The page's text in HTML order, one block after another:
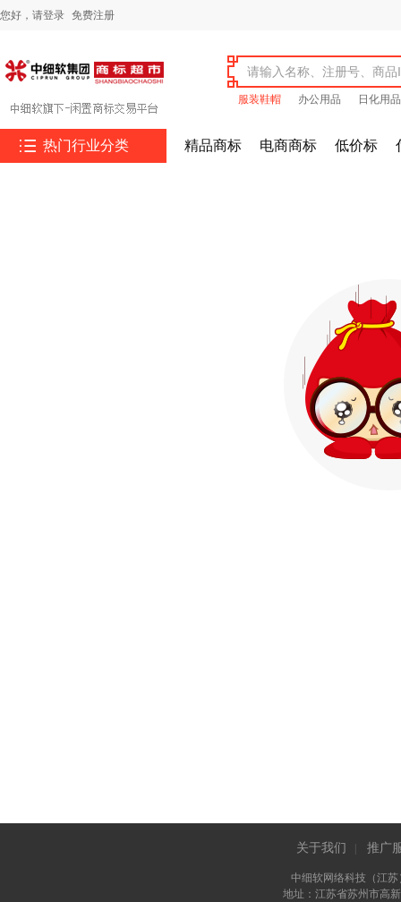
您好， 请登录 免费注册
服装鞋帽 办公用品 日化用品
 热门行业分类 精品商标 电商商标 低价标
关于我们 推广
中细软网络科技（江
地址：江苏省苏州市高